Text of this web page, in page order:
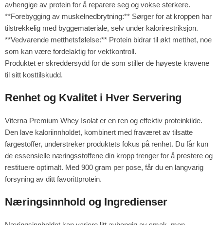
avhengige av protein for å reparere seg og vokse sterkere.
**Forebygging av muskelnedbrytning:** Sørger for at kroppen har
tilstrekkelig med byggemateriale, selv under kalorirestriksjon.
**Vedvarende metthetsfølelse:** Protein bidrar til økt metthet, noe
som kan være fordelaktig for vektkontroll.
Produktet er skreddersydd for de som stiller de høyeste kravene
til sitt kosttilskudd.
Renhet og Kvalitet i Hver Servering
Viterna Premium Whey Isolat er en ren og effektiv proteinkilde.
Den lave kaloriinnholdet, kombinert med fraværet av tilsatte
fargestoffer, understreker produktets fokus på renhet. Du får kun
de essensielle næringsstoffene din kropp trenger for å prestere og
restituere optimalt. Med 900 gram per pose, får du en langvarig
forsyning av ditt favorittprotein.
Næringsinnhold og Ingredienser